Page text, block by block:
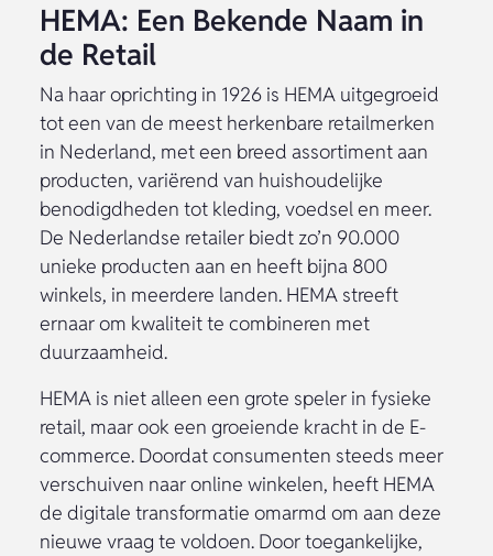
HEMA: Een Bekende Naam in
de Retail
Na haar oprichting in 1926 is HEMA uitgegroeid
tot een van de meest herkenbare retailmerken
in Nederland, met een breed assortiment aan
producten, variërend van huishoudelijke
benodigdheden tot kleding, voedsel en meer.
De Nederlandse retailer biedt zo’n 90.000
unieke producten aan en heeft bijna 800
winkels, in meerdere landen. HEMA streeft
ernaar om kwaliteit te combineren met
duurzaamheid.
HEMA is niet alleen een grote speler in fysieke
retail, maar ook een groeiende kracht in de E-
commerce. Doordat consumenten steeds meer
verschuiven naar online winkelen, heeft HEMA
de digitale transformatie omarmd om aan deze
nieuwe vraag te voldoen. Door toegankelijke,